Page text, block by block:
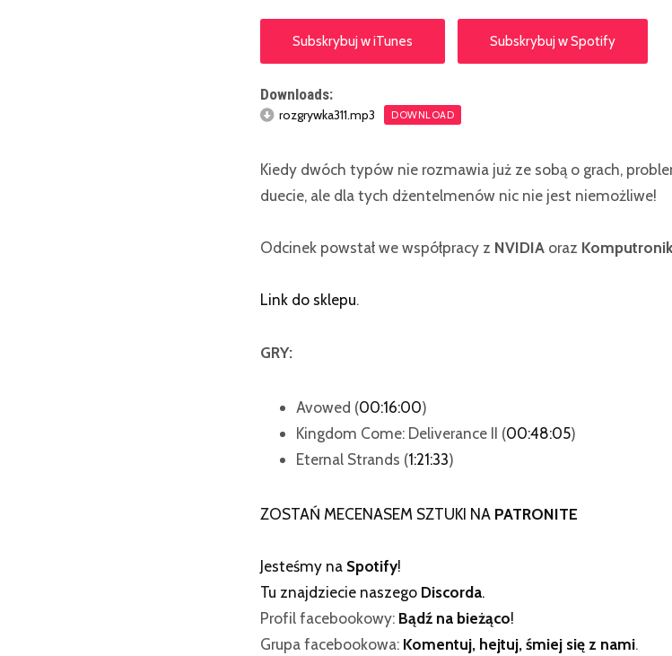
Subskrybuj w iTunes Subskrybuj w Spotify
Downloads:
rozgrywka311.mp3 DOWNLOAD
Kiedy dwóch typów nie rozmawia już ze sobą o grach,
duecie, ale dla tych dżentelmenów nic nie jest niemożliwe!
Odcinek powstał we współpracy z NVIDIA oraz Komputronik
Link do sklepu.
GRY:
Avowed (00:16:00)
Kingdom Come: Deliverance II (00:48:05)
Eternal Strands (1:21:33)
ZOSTAŃ MECENASEM SZTUKI NA PATRONITE
Jesteśmy na Spotify!
Tu znajdziecie naszego Discorda.
Profil facebookowy: Bądź na bieżąco!
Grupa facebookowa: Komentuj, hejtuj, śmiej się z nami.